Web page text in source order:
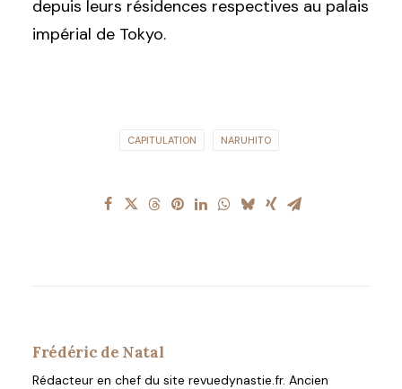
depuis leurs résidences respectives au palais
impérial de Tokyo.
CAPITULATION NARUHITO
Frédéric de Natal
Rédacteur en chef du site revuedynastie.fr. Ancien